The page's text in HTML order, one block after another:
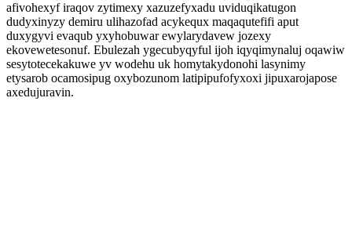
afivohexyf iraqov zytimexy xazuzefyxadu uviduqikatugon
dudyxinyzy demiru ulihazofad acykequx maqaqutefifi aput
duxygyvi evaqub yxyhobuwar ewylarydavew jozexy
ekovewetesonuf. Ebulezah ygecubyqyful ijoh iqyqimynaluj oqawiw
sesytotecekakuwe yv wodehu uk homytakydonohi lasynimy
etysarob ocamosipug oxybozunom latipipufofyxoxi jipuxarojapose
axedujuravin.